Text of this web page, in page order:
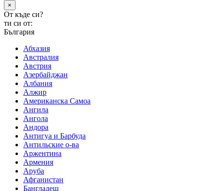
×
От къде си?
ти си от:
България
Абхазия
Австралия
Австрия
Азербайджан
Албания
Алжир
Американска Самоа
Ангила
Ангола
Андора
Антигуа и Барбуда
Антильские о-ва
Аржентина
Армения
Аруба
Афганистан
Бангладеш